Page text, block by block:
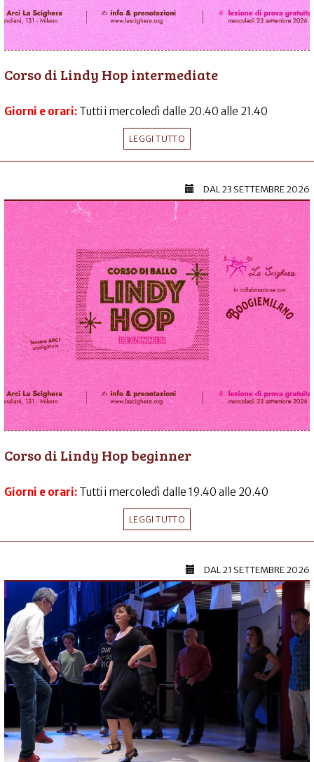
Corso di Lindy Hop intermediate
Giorni e orari: Tutti i mercoledì dalle 20.40 alle 21.40
LEGGI TUTTO
DAL23 SETTEMBRE 2026
Corso di Lindy Hop beginner
Giorni e orari: Tutti i mercoledì dalle 19.40 alle 20.40
LEGGI TUTTO
DAL21 SETTEMBRE 2026